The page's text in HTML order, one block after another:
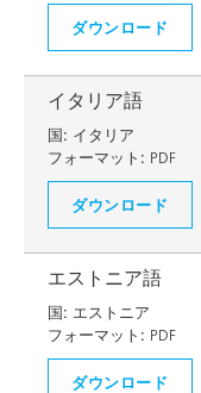
ダウンロード
イタリア語
国: イタリア
フォーマット: PDF
ダウンロード
エストニア語
国: エストニア
フォーマット: PDF
ダウンロード